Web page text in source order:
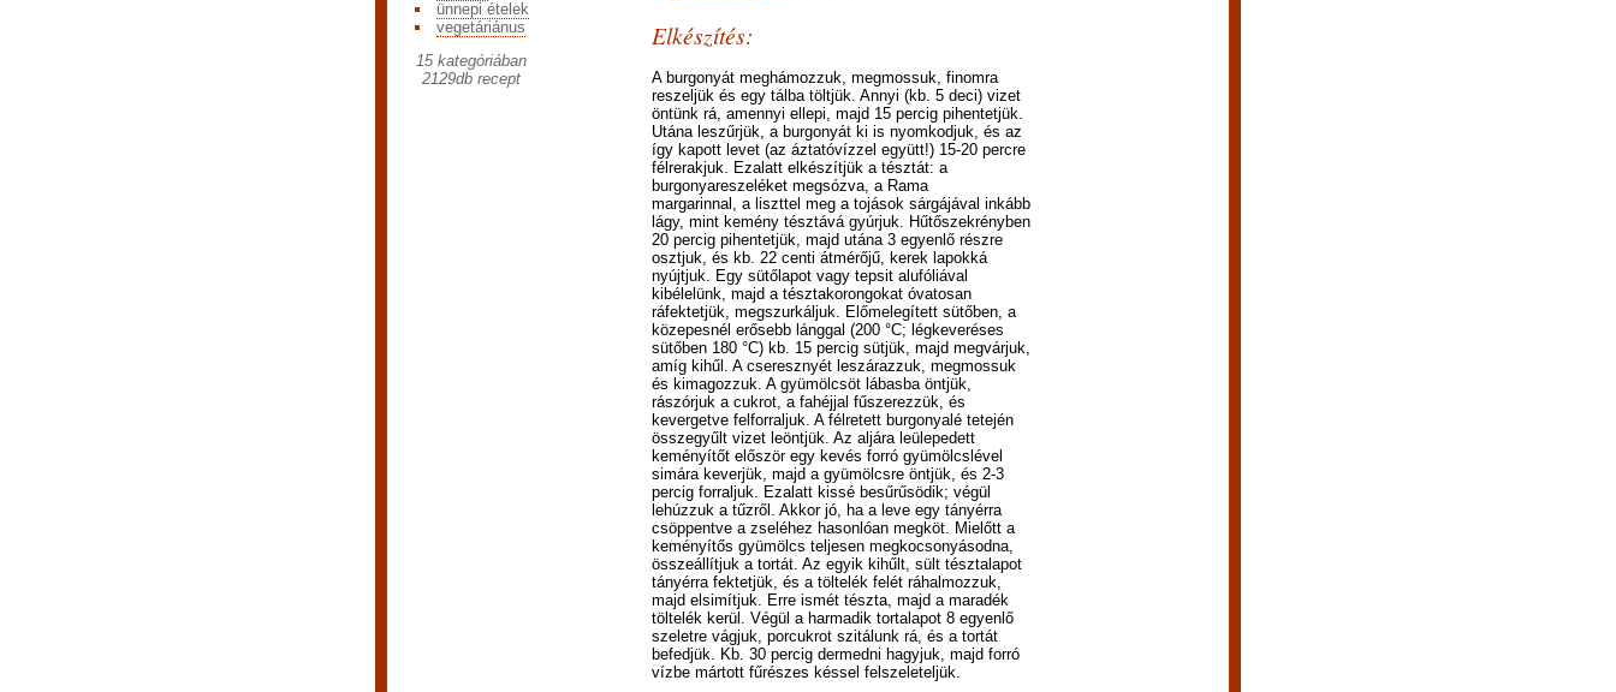
ünnepi ételek
vegetáriánus
15 kategóriában
2129db recept
Elkészítés:
A burgonyát meghámozzuk, megmossuk, finomra
reszeljük és egy tálba töltjük. Annyi (kb. 5 deci) vizet
öntünk rá, amennyi ellepi, majd 15 percig pihentetjük.
Utána leszűrjük, a burgonyát ki is nyomkodjuk, és az
így kapott levet (az áztatóvízzel együtt!) 15-20 percre
félrerakjuk. Ezalatt elkészítjük a tésztát: a
burgonyareszeléket megsózva, a Rama
margarinnal, a liszttel meg a tojások sárgájával inkább
lágy, mint kemény tésztává gyúrjuk. Hűtőszekrényben
20 percig pihentetjük, majd utána 3 egyenlő részre
osztjuk, és kb. 22 centi átmérőjű, kerek lapokká
nyújtjuk. Egy sütőlapot vagy tepsit alufóliával
kibélelünk, majd a tésztakorongokat óvatosan
ráfektetjük, megszurkáljuk. Előmelegített sütőben, a
közepesnél erősebb lánggal (200 °C; légkeveréses
sütőben 180 °C) kb. 15 percig sütjük, majd megvárjuk,
amíg kihűl. A cseresznyét leszárazzuk, megmossuk
és kimagozzuk. A gyümölcsöt lábasba öntjük,
rászórjuk a cukrot, a fahéjjal fűszerezzük, és
kevergetve felforraljuk. A félretett burgonyalé tetején
összegyűlt vizet leöntjük. Az aljára leülepedett
keményítőt először egy kevés forró gyümölcslével
simára keverjük, majd a gyümölcsre öntjük, és 2-3
percig forraljuk. Ezalatt kissé besűrűsödik; végül
lehúzzuk a tűzről. Akkor jó, ha a leve egy tányérra
csöppentve a zseléhez hasonlóan megköt. Mielőtt a
keményítős gyümölcs teljesen megkocsonyásodna,
összeállítjuk a tortát. Az egyik kihűlt, sült tésztalapot
tányérra fektetjük, és a töltelék felét ráhalmozzuk,
majd elsimítjuk. Erre ismét tészta, majd a maradék
töltelék kerül. Végül a harmadik tortalapot 8 egyenlő
szeletre vágjuk, porcukrot szitálunk rá, és a tortát
befedjük. Kb. 30 percig dermedni hagyjuk, majd forró
vízbe mártott fűrészes késsel felszeleteljük.